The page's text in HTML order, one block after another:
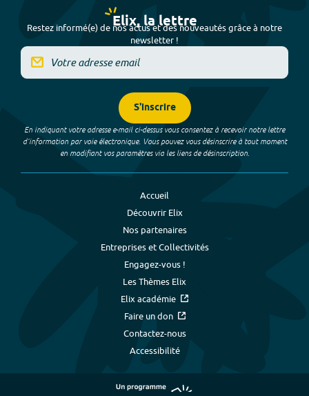
Elix, la lettre
Restez informé(e) de nos actus et des nouveautés grâce à notre
newsletter !
S'inscrire
En indiquant votre adresse e-mail ci-dessus vous consentez à recevoir notre lettre
d’information par voie électronique. Vous pouvez vous désinscrire à tout moment
en modifiant vos paramètres via les liens de désinscription.
Accueil
Découvrir Elix
Nos partenaires
Entreprises et Collectivités
Engagez-vous !
Les Thèmes Elix
Elix académie
Faire un don
Contactez-nous
Accessibilité